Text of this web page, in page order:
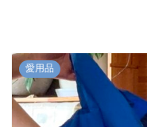
愛用品